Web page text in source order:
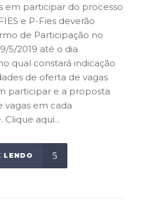
em participar do processo
e P-Fies deverão
de Participação no
5/2019 até o dia
qual constará indicação
de oferta de vagas
participar e a proposta
vagas em cada
Clique aqui...
LENDO